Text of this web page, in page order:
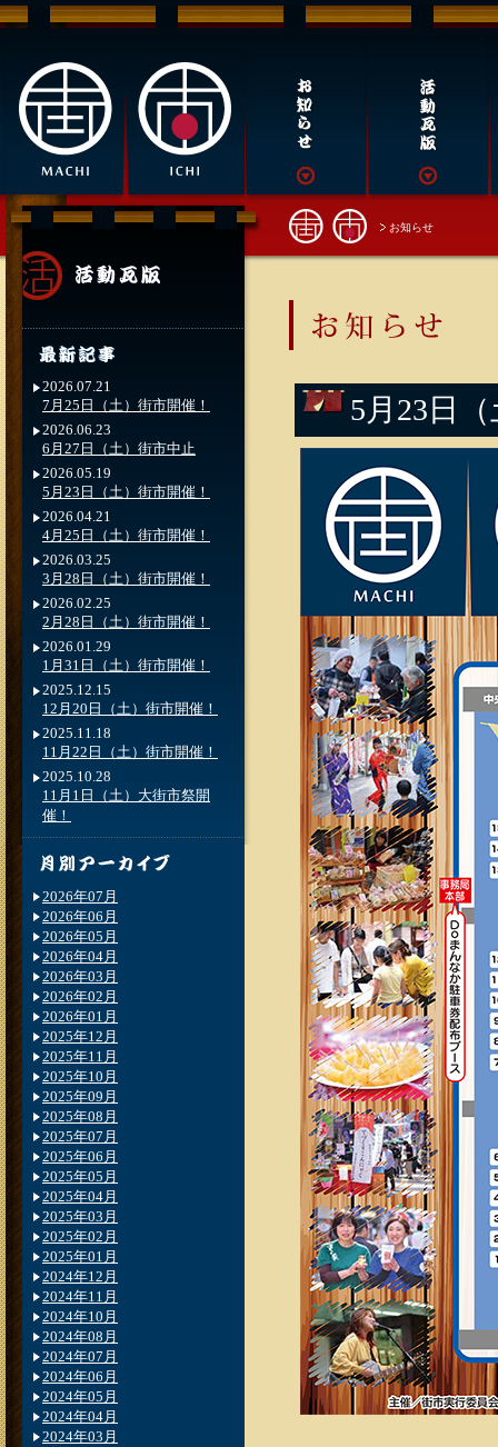
お知らせ
5月23日
2026.07.21
7月25日（土）街市開催！
2026.06.23
6月27日（土）街市中止
2026.05.19
5月23日（土）街市開催！
2026.04.21
4月25日（土）街市開催！
2026.03.25
3月28日（土）街市開催！
2026.02.25
2月28日（土）街市開催！
2026.01.29
1月31日（土）街市開催！
2025.12.15
12月20日（土）街市開催！
2025.11.18
11月22日（土）街市開催！
2025.10.28
11月1日（土）大街市祭開
催！
2026年07月
2026年06月
2026年05月
2026年04月
2026年03月
2026年02月
2026年01月
2025年12月
2025年11月
2025年10月
2025年09月
2025年08月
2025年07月
2025年06月
2025年05月
2025年04月
2025年03月
2025年02月
2025年01月
2024年12月
2024年11月
2024年10月
2024年08月
2024年07月
2024年06月
2024年05月
2024年04月
2024年03月